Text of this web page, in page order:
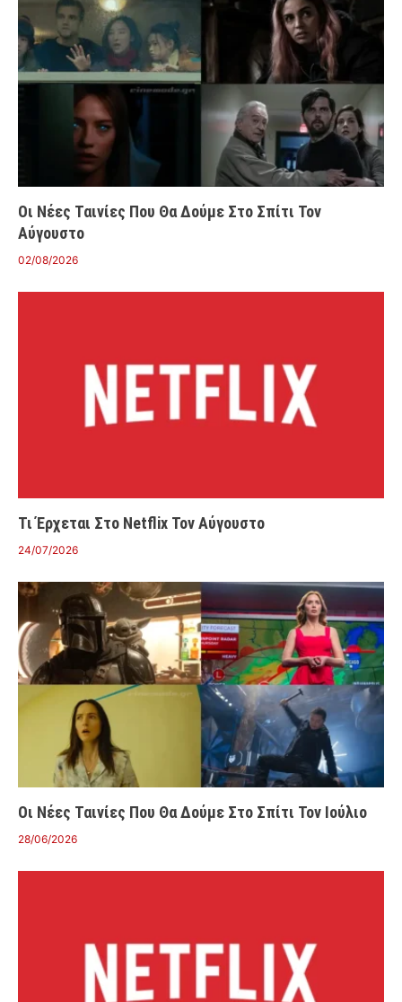
Οι Νέες Ταινίες Που Θα Δούμε Στο Σπίτι Τον
Αύγουστο
02/08/2026
Τι Έρχεται Στο Netflix Τον Αύγουστο
24/07/2026
Οι Νέες Ταινίες Που Θα Δούμε Στο Σπίτι Τον Ιούλιο
28/06/2026